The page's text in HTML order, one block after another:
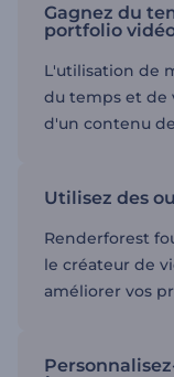
Gagnez du
portfolio
L'utilisation de
du temps et de
d'un contenu
Utilisez des
Renderforest
le créateur de
améliorer vos